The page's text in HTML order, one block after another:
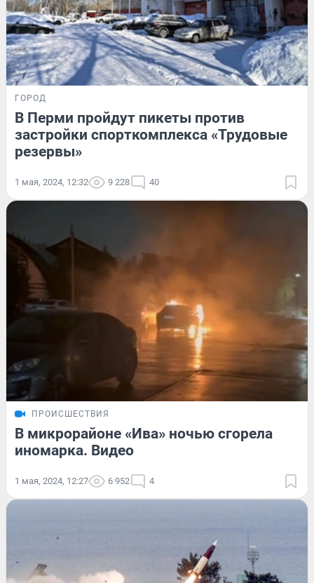
ГОРОД
В Перми пройдут пикеты против
застройки спорткомплекса «Трудовые
резервы»
1 мая, 2024, 12:32 9 228 40
ПРОИСШЕСТВИЯ
В микрорайоне «Ива» ночью сгорела
иномарка. Видео
1 мая, 2024, 12:27 6 952 4